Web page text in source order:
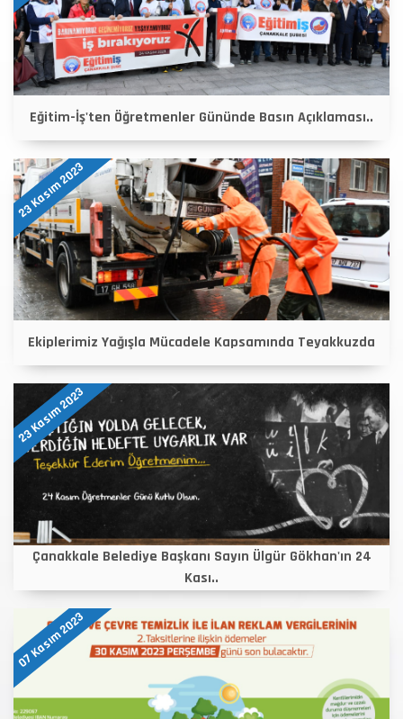
Eğitim-İş'ten Öğretmenler Gününde Basın Açıklaması..
23 Kasım 2023
Ekiplerimiz Yağışla Mücadele Kapsamında Teyakkuzda
23 Kasım 2023
Çanakkale Belediye Başkanı Sayın Ülgür Gökhan'ın 24
Kası..
07 Kasım 2023